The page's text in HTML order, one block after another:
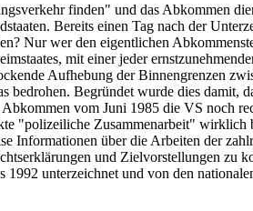
finden" und das Abkommen
Bereits einen Tag nach der
Nur wer den eigentlichen
mit einer jeder
Aufhebung der Binnengrenzen
Begründet wurde dies damit,
vom Juni 1985 die VS noch
"polizeiliche Zusammenarbeit" wirklich
über die Arbeiten der
und Zielvorstellungen zu
unterzeichnet und von den